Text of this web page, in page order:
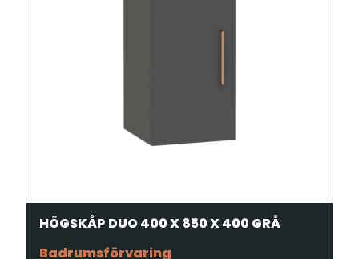
HÖGSKÅP DUO 400 X 850 X 400 GRÅ
Badrumsförvaring